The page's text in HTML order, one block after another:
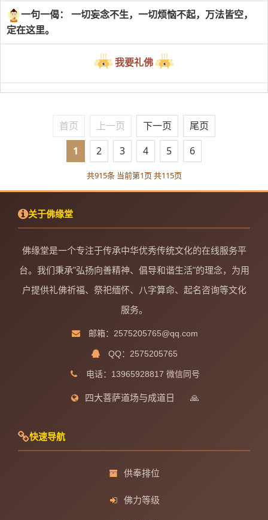
一句一偈： 一切妄念不生，一切烦恼不起，万法皆空，
定在这里。
我要礼佛
首页 上一页 下一页
尾页
1
2 3 4 5 6
共915条 当前第1页 共115页
关于佛缘堂
佛缘堂是一个专注于传承中华优秀传统文化的在线服务平
台。我们秉承"弘扬向善精神、倡导和谐生活"的理念，为用
户提供礼佛祈福、祭祀缅怀、八字算命、起名咨询等文化
服务。
邮箱：2575205765@qq.com
QQ：2575205765
电话：13965928817 微信同号
四大菩萨道场与成道日 🙏
快速导航
供奉排位
佛力等级